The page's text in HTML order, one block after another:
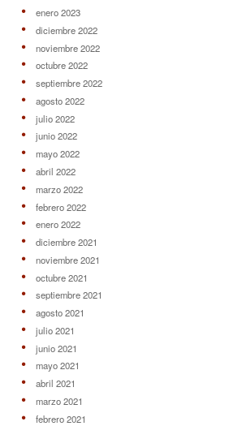
enero 2023
diciembre 2022
noviembre 2022
octubre 2022
septiembre 2022
agosto 2022
julio 2022
junio 2022
mayo 2022
abril 2022
marzo 2022
febrero 2022
enero 2022
diciembre 2021
noviembre 2021
octubre 2021
septiembre 2021
agosto 2021
julio 2021
junio 2021
mayo 2021
abril 2021
marzo 2021
febrero 2021